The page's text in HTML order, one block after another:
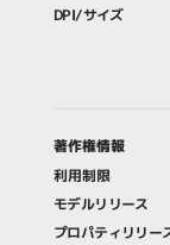
DPI/サイズ
著作権情報
利用制限
モデルリリース
プロパティリリー